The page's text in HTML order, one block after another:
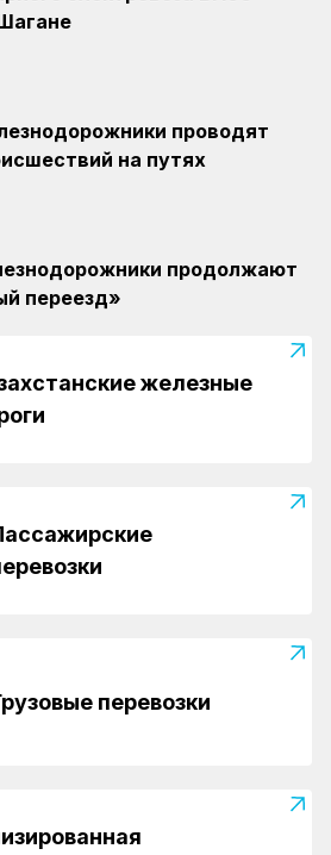
проводят
на путях
продолжают
переезд»
железные
перевозки